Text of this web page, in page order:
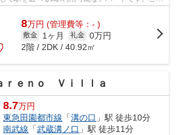
ドでお支...
8万円 (管理費等：- )
敷金 1ヶ月 礼金 0万円
2階 / 2DK / 40.92㎡
ｒｅｎｏ Ｖｉｌｌａ
8.7万円
東急田園都市線 「溝の口 」駅 徒歩10分
南武線 「武蔵溝ノ口 」駅 徒歩11分